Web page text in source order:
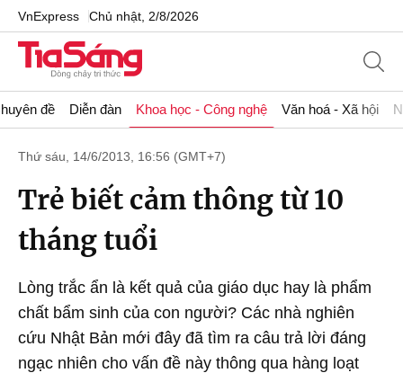
VnExpress Chủ nhật, 2/8/2026
đề Diễn đàn Khoa học - Công nghệ Văn hoá - Xã hội
Thứ sáu, 14/6/2013, 16:56 (GMT+7)
Trẻ biết cảm thông từ 10
tháng tuổi
Lòng trắc ẩn là kết quả của giáo dục hay là phẩm
chất bẩm sinh của con người? Các nhà nghiên
cứu Nhật Bản mới đây đã tìm ra câu trả lời đáng
ngạc nhiên cho vấn đề này thông qua hàng loạt